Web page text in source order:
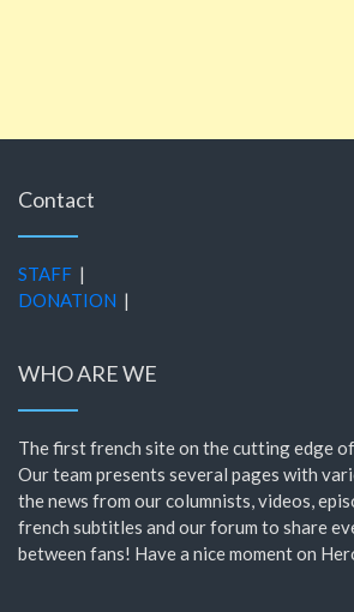
Contact
STAFF |
DONATION |
WHO ARE WE
The first french site on the cutting edge
Our team presents several pages with
the news from our columnists, videos,
french subtitles and our forum to share
between fans! Have a nice moment on